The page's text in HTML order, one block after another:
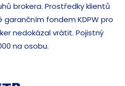
brokera. Prostředky klientů
garančním fondem KDPW pro
nedokázal vrátit. Pojistný
na osobu.